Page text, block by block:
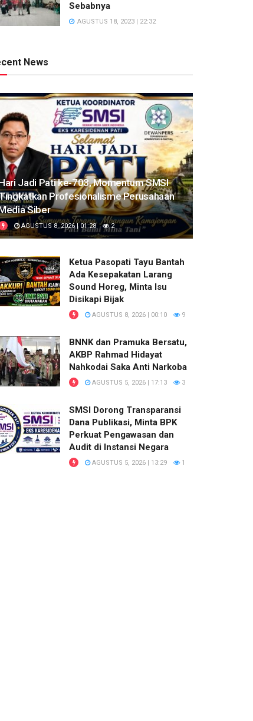
Sebabnya
AGUSTUS 18, 2023 | 22:32
News
Jadi Pati ke-703, Momentum SMSI
Profesionalisme Perusahaan
Siber
AGUSTUS 8, 2026 | 01:28 2
Ketua Pasopati Tayu Bantah
Ada Kesepakatan Larang
Sound Horeg, Minta Isu
Disikapi Bijak
AGUSTUS 8, 2026 | 00:10 9
BNNK dan Pramuka Bersatu,
AKBP Rahmad Hidayat
Nahkodai Saka Anti Narkoba
AGUSTUS 5, 2026 | 17:13 3
SMSI Dorong Transparansi
Dana Publikasi, Minta BPK
Perkuat Pengawasan dan
Audit di Instansi Negara
AGUSTUS 5, 2026 | 13:29 1